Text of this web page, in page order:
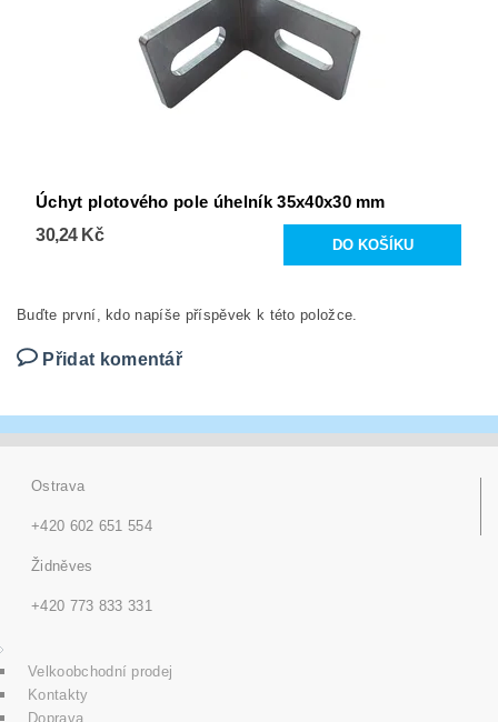
Úchyt plotového pole úhelník 35x40x30 mm
30,24 Kč
Buďte první, kdo napíše příspěvek k této položce.
Přidat komentář
Ostrava
+420 602 651 554
Židněves
+420 773 833 331
Velkoobchodní prodej
Kontakty
Doprava